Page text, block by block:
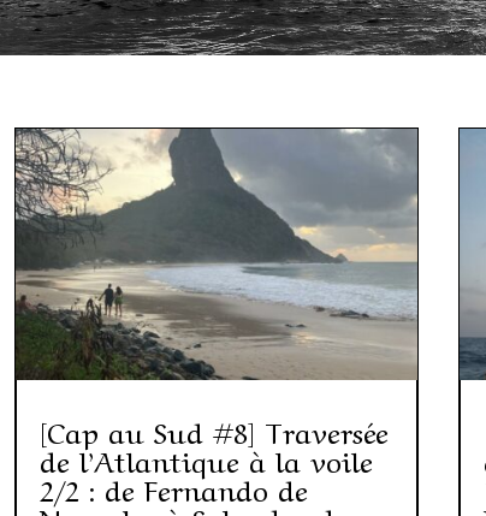
[Cap au Sud #8] Traversée
de l’Atlantique à la voile
2/2 : de Fernando de